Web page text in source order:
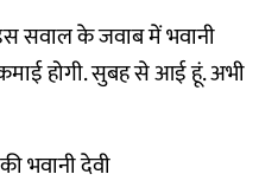
सवाल के जवाब में भवानी
होगी. सुबह से आई हूं. अभी